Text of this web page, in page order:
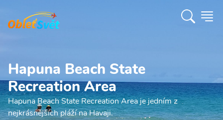
Hapuna Beach State
Recreation Area
Hapuna Beach State Recreation Area je jedním z
nejkrásnějších pláží na Havaji.